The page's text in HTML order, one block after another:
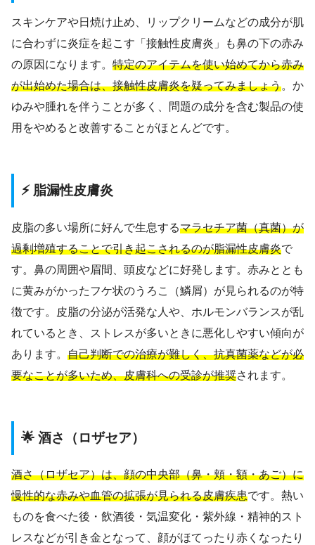
スキンケアや日焼け止め、リップクリームなどの成分が肌
に合わずに炎症を起こす「接触性皮膚炎」も鼻の下の赤み
の原因になります。 特定のアイテムを使い始めてから赤み
が出始めた場合は、接触性皮膚炎を疑ってみましょう。か
ゆみや腫れを伴うことが多く、問題の成分を含む製品の使
用をやめると改善することがほとんどです。
⚡ 脂漏性皮膚炎
皮脂の多い場所に好んで生息するマラセチア菌（真菌）が
過剰増殖することで引き起こされるのが脂漏性皮膚炎で
す。鼻の周囲や眉間、頭皮などに好発します。赤みととも
に黄みがかったフケ状のうろこ（鱗屑）が見られるのが特
徴です。皮脂の分泌が活発な人や、ホルモンバランスが乱
れているとき、ストレスが多いときに悪化しやすい傾向が
あります。 自己判断での治療が難しく、抗真菌薬などが必
要なことが多いため、皮膚科への受診が推奨されます。
🌟 酒さ（ロザセア）
酒さ（ロザセア）は、顔の中央部（鼻・頬・額・あご）に
慢性的な赤みや血管の拡張が見られる皮膚疾患です。熱い
ものを食べた後・飲酒後・気温変化・紫外線・精神的スト
レスなどが引き金となって、顔がほてったり赤くなったり